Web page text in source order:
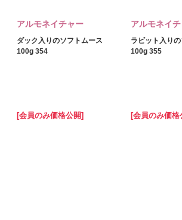
アルモネイチャー
ダック入りのソフトムース
100g 354
[会員のみ価格公開]
アルモネイ
ラビット入り
100g 355
[会員のみ価格